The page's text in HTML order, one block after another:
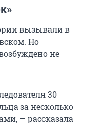
вызывали в
Но
не
30
за несколько
— рассказала